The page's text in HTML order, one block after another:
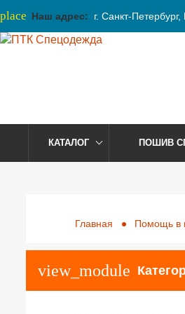
place Наш адрес: г. Санкт-
КАТАЛОГ ПОШИВ
Главная Помощь в
view_module